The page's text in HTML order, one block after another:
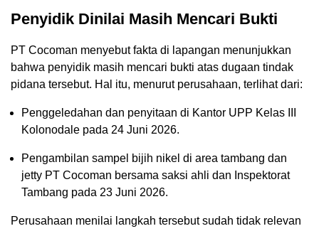
Penyidik Dinilai Masih Mencari Bukti
PT Cocoman menyebut fakta di lapangan menunjukkan
bahwa penyidik masih mencari bukti atas dugaan tindak
pidana tersebut. Hal itu, menurut perusahaan, terlihat dari:
Penggeledahan dan penyitaan di Kantor UPP Kelas III
Kolonodale pada 24 Juni 2026.
Pengambilan sampel bijih nikel di area tambang dan
jetty PT Cocoman bersama saksi ahli dan Inspektorat
Tambang pada 23 Juni 2026.
Perusahaan menilai langkah tersebut sudah tidak relevan